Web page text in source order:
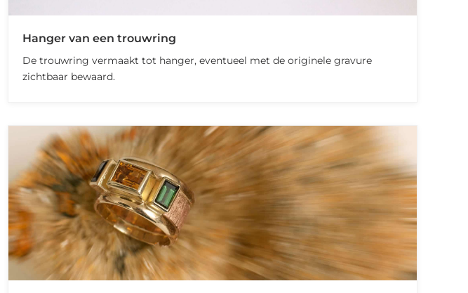
Hanger van een trouwring
De trouwring vermaakt tot hanger, eventueel met de originele gravure
zichtbaar bewaard.